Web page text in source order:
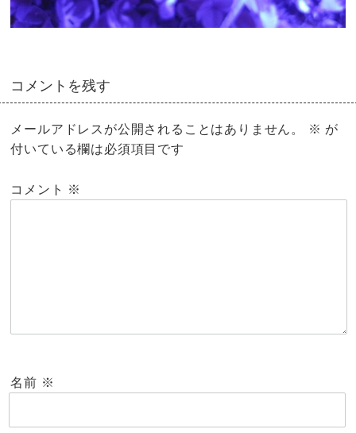
コメントを残す
メールアドレスが公開されることはありません。 ※ が
付いている欄は必須項目です
コメント ※
名前 ※